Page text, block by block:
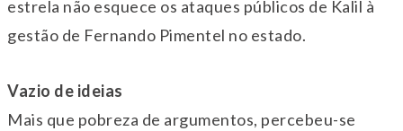
estrela não esquece os ataques públicos de Kalil à
gestão de Fernando Pimentel no estado.
Vazio de ideias
Mais que pobreza de argumentos, percebeu-se